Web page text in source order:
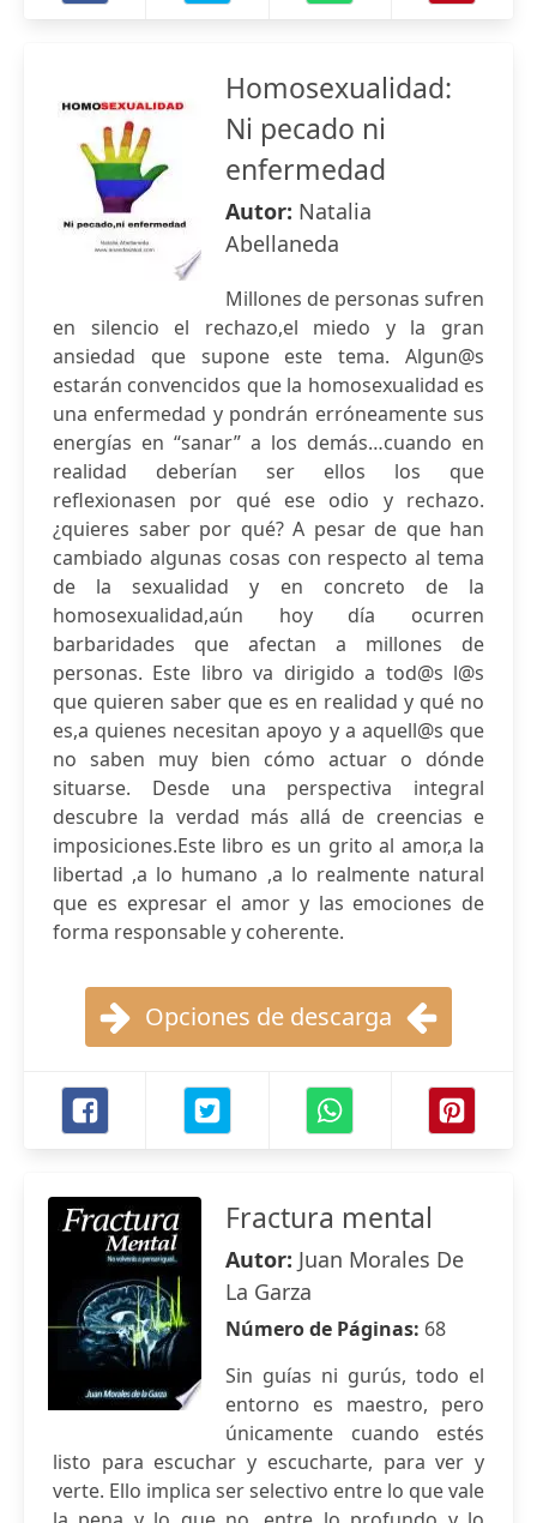
Homosexualidad:
Ni pecado ni
enfermedad
Autor: Natalia
Abellaneda
Millones de personas sufren
en silencio el rechazo,el miedo y la gran
ansiedad que supone este tema. Algun@s
estarán convencidos que la homosexualidad es
una enfermedad y pondrán erróneamente sus
energías en “sanar” a los demás…cuando en
realidad deberían ser ellos los que
reflexionasen por qué ese odio y rechazo.
¿quieres saber por qué? A pesar de que han
cambiado algunas cosas con respecto al tema
de la sexualidad y en concreto de la
homosexualidad,aún hoy día ocurren
barbaridades que afectan a millones de
personas. Este libro va dirigido a tod@s l@s
que quieren saber que es en realidad y qué no
es,a quienes necesitan apoyo y a aquell@s que
no saben muy bien cómo actuar o dónde
situarse. Desde una perspectiva integral
descubre la verdad más allá de creencias e
imposiciones.Este libro es un grito al amor,a la
libertad ,a lo humano ,a lo realmente natural
que es expresar el amor y las emociones de
forma responsable y coherente.
Opciones de descarga
Fractura mental
Autor: Juan Morales De
La Garza
Número de Páginas: 68
Sin guías ni gurús, todo el
entorno es maestro, pero
únicamente cuando estés
listo para escuchar y escucharte, para ver y
verte. Ello implica ser selectivo entre lo que vale